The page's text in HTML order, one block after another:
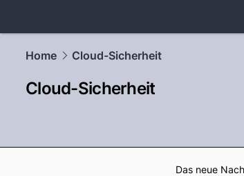
Home
Cloud-Sicherheit
Cloud-Sicherheit
Das neue